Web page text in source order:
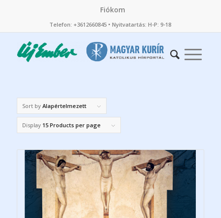
Fiókom
Telefon: +3612660845 • Nyitvatartás: H-P: 9-18
Sort by Alapértelmezett
Display 15 Products per page